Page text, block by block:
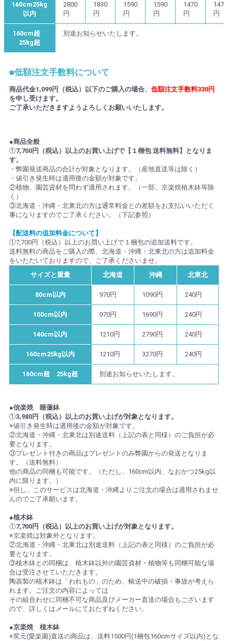
160cm25kg
以内
2800
円
1830
円
1590
円
1590
円
1470
円
1470
円
160cm超
25kg超
別途お知らせいたします。
■低額注文手数料について
商品代金1,099円（税込）以下のご購入の場合、 低額注文手数料330円
を申し受けます。
ご了承いただきますようよろしくお願いいたします。
●商品全般
①7,700円（税込）以上のお買い上げで【１梱包 送料無料】となりま
す。
・弊園発送商品の合計が対象となります。（産地直送等は除く）
・値引き発生時は適用後の金額が対象です。
②植物、園芸資材を問わず適用されます。（一部、京楽焼植木鉢等除
く）
③北海道・沖縄・北東北の方は通常料金との差額をお支払いいただく
事になりますのでご了承ください。（下記参照）
【配送料の追加料金について】
①7,700円（税込）以上のお買い上げで１梱包の追加送料です。
送料無料の商品をご購入の際、北海道・沖縄・北東北の方は追加料金
をいただいておりますので、ご了承くださいませ。
サイズと重量
北海道 沖縄 北東北
80cm以内 970円 1090円 240円
100cm以内 970円 1690円 240円
140cm以内 1210円 2790円 240円
160cm25kg以内 1210円 3270円 240円
160cm超 25kg超 別途お知らせいたします。
●信楽焼 睡蓮鉢
①3,980円（税込）以上のお買い上げが対象となります。
※値引き発生時は適用後の金額が対象です。
②北海道・沖縄・北東北は別途送料（上記の表と同様）のご負担が必
要となります。
③プレゼント付きの商品はプレゼントのみ弊園からの発送となりま
す。（送料無料）
他の商品の同梱も可能です。（ただし、160cm以内、なおかつ25kg以
内に限ります。）
※但し、このサービスは北海道・沖縄よりご注文の場合は適用されませ
んのでご了承願います。
●植木鉢
①7,700円（税込）以上のお買い上げが対象となります。
※京楽焼は対象外となります。
②北海道・沖縄・北東北は別途送料（上記の表と同様）のご負担が必
要となります。
③植木鉢との同梱は、植木鉢以外の園芸資材・植物等も同梱可能な場
合は受注させていただきます。
陶器製の植木鉢は「われもの」のため、輸送中の破損・事故が考えら
れます。ご注文の内容によっては
その組合わせに同梱不可な商品及びメーカー直送の場合もございます
ので、詳しくはメールにておたずねください。
●京楽焼 植木鉢
※窯元(愛楽園)直送の商品は、送料1500円(1梱包160cmサイズ以内)とな